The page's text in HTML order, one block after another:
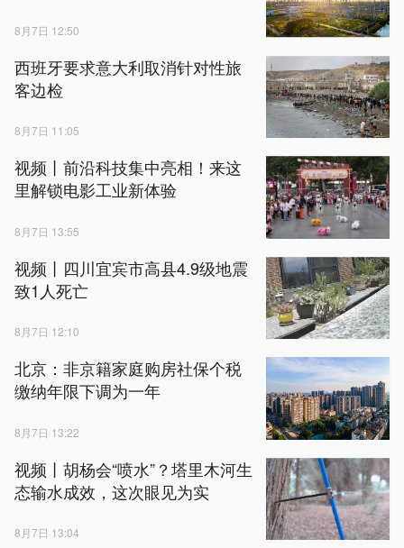
8月7日 12:50
西班牙要求意大利取消针对性旅
客边检
8月7日 11:05
视频丨前沿科技集中亮相！来这
里解锁电影工业新体验
8月7日 13:55
视频丨四川宜宾市高县4.9级地震
致1人死亡
8月7日 12:10
北京：非京籍家庭购房社保个税
缴纳年限下调为一年
8月7日 13:22
视频丨胡杨会“喷水”？塔里木河生
态输水成效，这次眼见为实
8月7日 13:04